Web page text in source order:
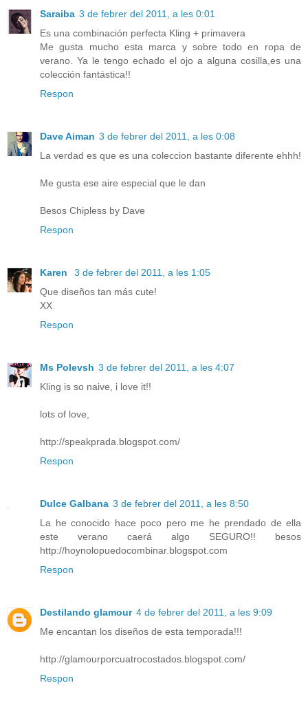
Saraiba 3 de febrer del 2011, a les 0:01
Es una combinación perfecta Kling + primavera
Me gusta mucho esta marca y sobre todo en ropa de
verano. Ya le tengo echado el ojo a alguna cosilla,es una
colección fantástica!!
Respon
Dave Aiman 3 de febrer del 2011, a les 0:08
La verdad es que es una coleccion bastante diferente ehhh!
Me gusta ese aire especial que le dan
Besos Chipless by Dave
Respon
Karen
3 de febrer del 2011, a les 1:05
Que diseños tan más cute!
XX
Respon
Ms Polevsh 3 de febrer del 2011, a les 4:07
Kling is so naive, i love it!!
lots of love,
http://speakprada.blogspot.com/
Respon
Dulce Galbana 3 de febrer del 2011, a les 8:50
La he conocido hace poco pero me he prendado de ella
este verano caerá algo SEGURO!! besos
http://hoynolopuedocombinar.blogspot.com
Respon
Destilando glamour 4 de febrer del 2011, a les 9:09
Me encantan los diseños de esta temporada!!!
http://glamourporcuatrocostados.blogspot.com/
Respon